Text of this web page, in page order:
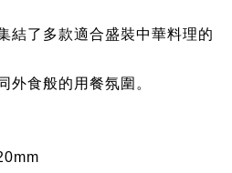
結了多款適合盛裝中華料理的
外食般的用餐氛圍。